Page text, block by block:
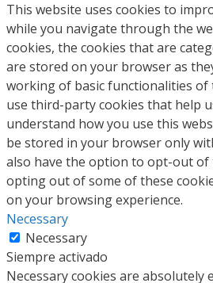
This website uses cookies to
while you navigate through the
cookies, the cookies that are
are stored on your browser as
working of basic functionalities of
use third-party cookies that help
understand how you use this
be stored in your browser only
also have the option to opt-out of
opting out of some of these
on your browsing experience.
Necessary
Necessary
Siempre activado
Necessary cookies are absolutely